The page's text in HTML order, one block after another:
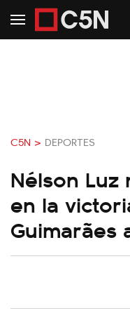
C5N > DEPORTES
Nélson
en la
Guimarães